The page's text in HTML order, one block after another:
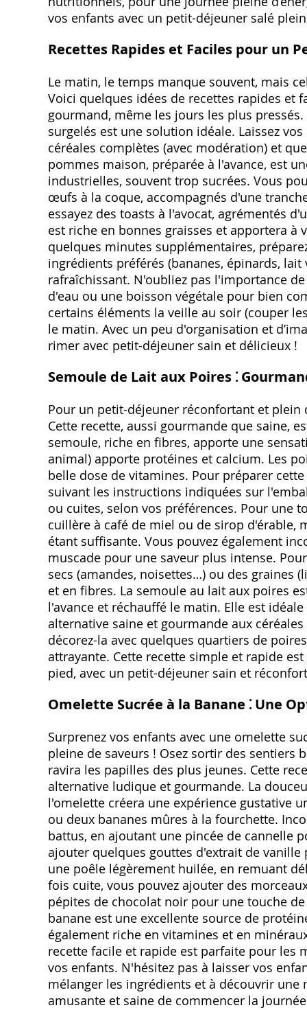
vos enfants avec un petit-déjeuner salé
Recettes Rapides et Faciles pour un
Le matin, le temps manque souvent, mais
Voici quelques idées de recettes rapides et
gourmand, même les jours les plus
surgelés est une solution idéale. Laissez
céréales complètes (avec modération) et
pommes maison, préparée à l'avance, est
industrielles, souvent trop sucrées. Vous
œufs à la coque, accompagnés d'une
essayez des toasts à l'avocat, agrémentés
est riche en bonnes graisses et apportera à
quelques minutes supplémentaires,
ingrédients préférés (bananes, épinards,
rafraîchissant. N'oubliez pas l'importance
d'eau ou une boisson végétale pour bien
certains éléments la veille au soir (couper
le matin. Avec un peu d'organisation et
rimer avec petit-déjeuner sain et délicieux !
Semoule de Lait aux Poires ⁚
Pour un petit-déjeuner réconfortant et plein
Cette recette, aussi gourmande que saine,
semoule, riche en fibres, apporte une
animal) apporte protéines et calcium. Les
belle dose de vitamines. Pour préparer
suivant les instructions indiquées sur
ou cuites, selon vos préférences. Pour une
cuillère à café de miel ou de sirop d'érable,
étant suffisante. Vous pouvez également
muscade pour une saveur plus intense.
secs (amandes, noisettes…) ou des
et en fibres. La semoule au lait aux poires
l'avance et réchauffé le matin. Elle est
alternative saine et gourmande aux
décorez-la avec quelques quartiers de
attrayante. Cette recette simple et rapide
pied, avec un petit-déjeuner sain et
Omelette Sucrée à la Banane ⁚ Une
Surprenez vos enfants avec une omelette
pleine de saveurs ! Osez sortir des
ravira les papilles des plus jeunes. Cette
alternative ludique et gourmande. La
l'omelette créera une expérience gustative
ou deux bananes mûres à la fourchette.
battus, en ajoutant une pincée de cannelle
ajouter quelques gouttes d'extrait de
une poêle légèrement huilée, en remuant
fois cuite, vous pouvez ajouter des
pépites de chocolat noir pour une touche
banane est une excellente source de
également riche en vitamines et en
recette facile et rapide est parfaite pour les
vos enfants. N'hésitez pas à laisser vos
mélanger les ingrédients et à découvrir
amusante et saine de commencer la